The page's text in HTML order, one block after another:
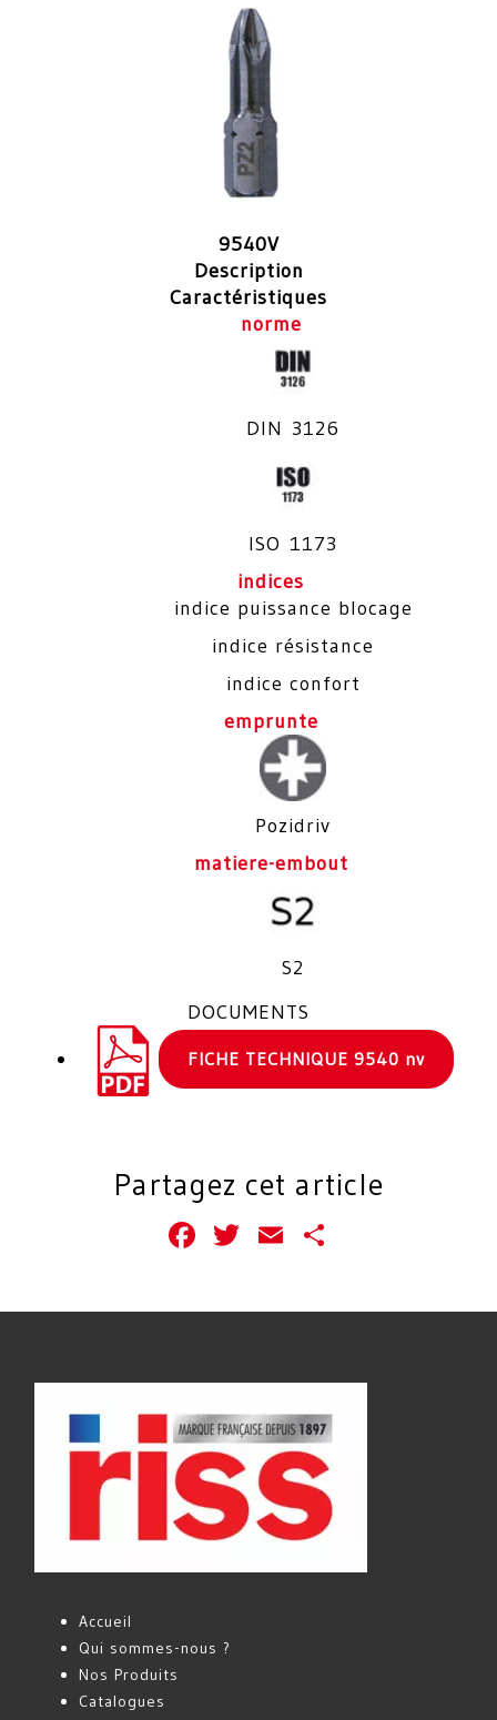
9540V
Description
Caractéristiques
norme
DIN 3126
ISO 1173
indices
indice puissance blocage
indice résistance
indice confort
emprunte
Pozidriv
matiere-embout
S2
DOCUMENTS
FICHE TECHNIQUE 9540 nv
Partagez cet article
Facebook
Twitter
Email
Accueil
Qui sommes-nous ?
Nos Produits
Catalogues